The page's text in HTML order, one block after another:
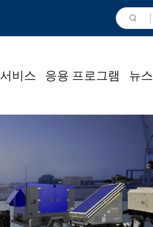
서비스 응용 프로그램 뉴스